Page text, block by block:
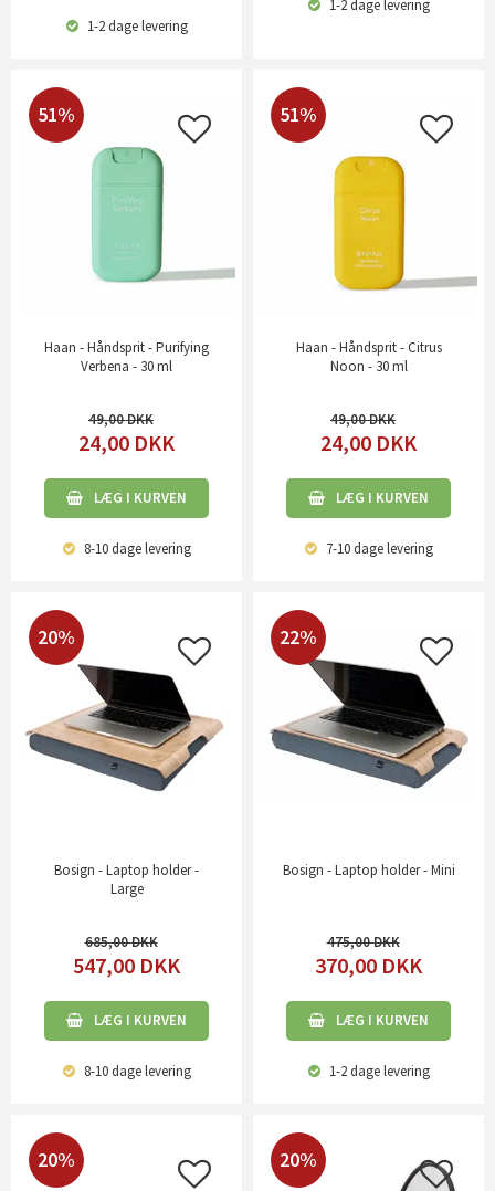
1-2 dagelevering
1-2 dagelevering
51%
Haan - Håndsprit - Purifying
Verbena - 30 ml
49,00
24,00 DKK
LÆG I KURVEN
8-10 dagelevering
51%
Haan - Håndsprit - Citrus
Noon - 30 ml
49,00
24,00 DKK
LÆG I KURVEN
7-10 dagelevering
20%
Bosign - Laptop holder -
Large
685,00
547,00 DKK
LÆG I KURVEN
8-10 dagelevering
22%
Bosign - Laptop holder - Mini
475,00
370,00 DKK
LÆG I KURVEN
1-2 dagelevering
20% 20%